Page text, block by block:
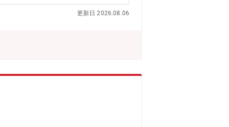
更新日 2026.08.06